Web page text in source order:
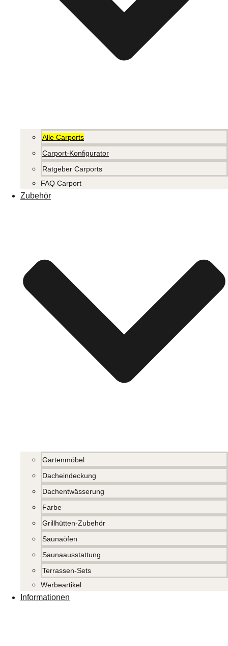
Alle Carports
Carport-Konfigurator
Ratgeber Carports
FAQ Carport
Zubehör
Gartenmöbel
Dacheindeckung
Dachentwässerung
Farbe
Grillhütten-Zubehör
Saunaöfen
Saunaausstattung
Terrassen-Sets
Werbeartikel
Informationen